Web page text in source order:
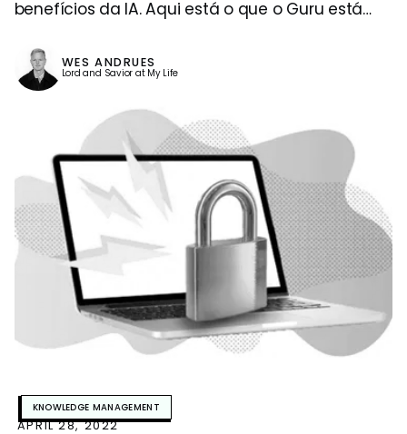
benefícios da IA. Aqui está o que o Guru está
seus dados da empresa seguros.
WES ANDRUES
Lord and Savior at My Life
KNOWLEDGE MANAGEMENT
APRIL 28, 2022